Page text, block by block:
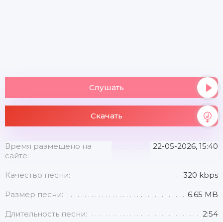
Слушать
Скачать
Время размещено на
сайте:
22-05-2026, 15:40
Качество песни: 320 kbps
Размер песни: 6.65 MB
Длительность песни: 2:54